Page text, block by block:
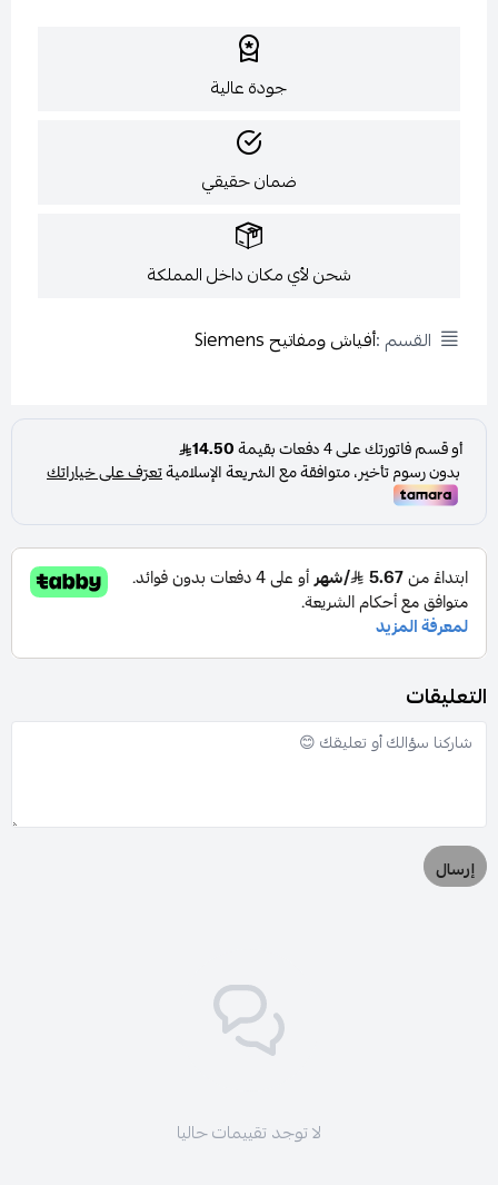
جودة عالية
ضمان حقيقي
شحن لأي مكان داخل المملكة
القسم :أفياش ومفاتيح Siemens
التعليقات
إرسال
لا توجد تقييمات حاليا